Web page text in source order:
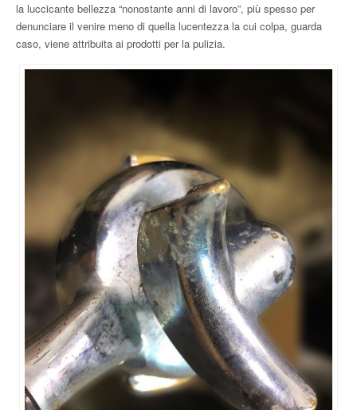
la luccicante bellezza “nonostante anni di lavoro”, più spesso per
denunciare il venire meno di quella lucentezza la cui colpa, guarda
caso, viene attribuita ai prodotti per la pulizia.